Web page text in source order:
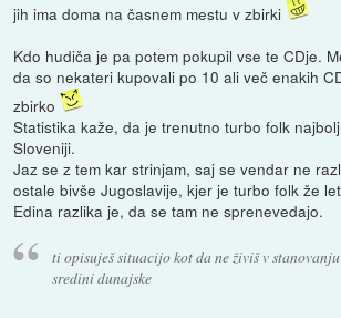
jih ima doma na časnem mestu v zbirki
Kdo hudiča je pa potem pokupil vse te CDje.
da so nekateri kupovali po 10 ali več enakih
zbirko
Statistika kaže, da je trenutno turbo folk
Sloveniji.
Jaz se z tem kar strinjam, saj se vendar ne
ostale bivše Jugoslavije, kjer je turbo folk že
Edina razlika je, da se tam ne sprenevedajo.
ti opisuješ situacijo kot da ne živiš v
sredini dunajske